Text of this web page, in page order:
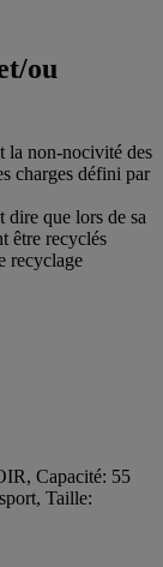
ou
la non-nocivité des
charges défini par
dire que lors de sa
être recyclés
recyclage
Capacité: 55
Taille: